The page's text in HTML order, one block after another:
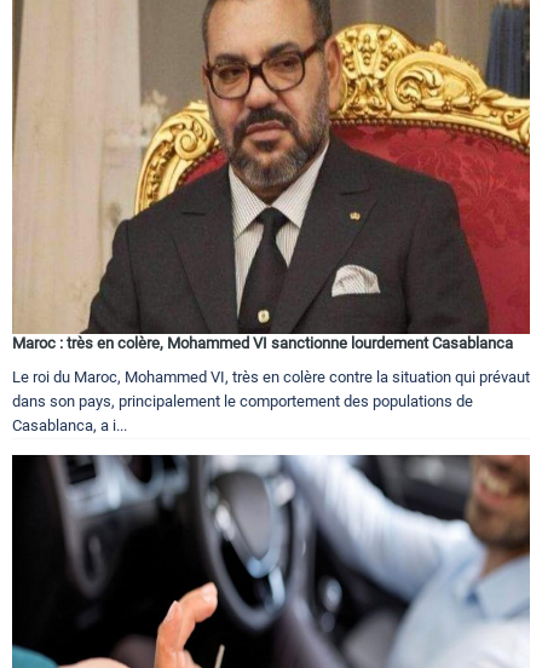
Maroc : très en colère, Mohammed VI sanctionne lourdement Casablanca
Le roi du Maroc, Mohammed VI, très en colère contre la situation qui prévaut
dans son pays, principalement le comportement des populations de
Casablanca, a i...